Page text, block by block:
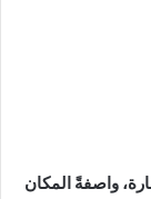
واصفةً المكان